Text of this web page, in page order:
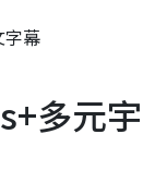
字幕
多元宇